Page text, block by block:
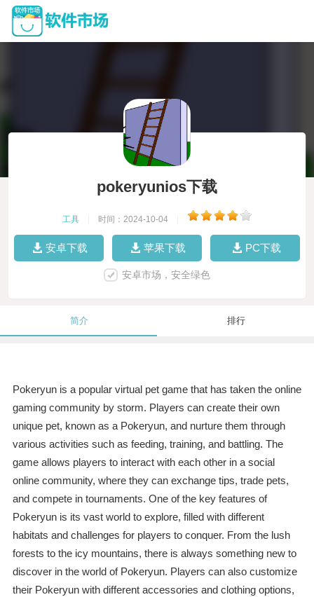
pokeryunios下载
工具 时间：2024-10-04
安卓下载 苹果下载 PC下载
安卓市场，安全绿色
简介 排行
Pokeryun is a popular virtual pet game that has taken the online
gaming community by storm. Players can create their own
unique pet, known as a Pokeryun, and nurture them through
various activities such as feeding, training, and battling. The
game allows players to interact with each other in a social
online community, where they can exchange tips, trade pets,
and compete in tournaments. One of the key features of
Pokeryun is its vast world to explore, filled with different
habitats and challenges for players to conquer. From the lush
forests to the icy mountains, there is always something new to
discover in the world of Pokeryun. Players can also customize
their Pokeryun with different accessories and clothing options,